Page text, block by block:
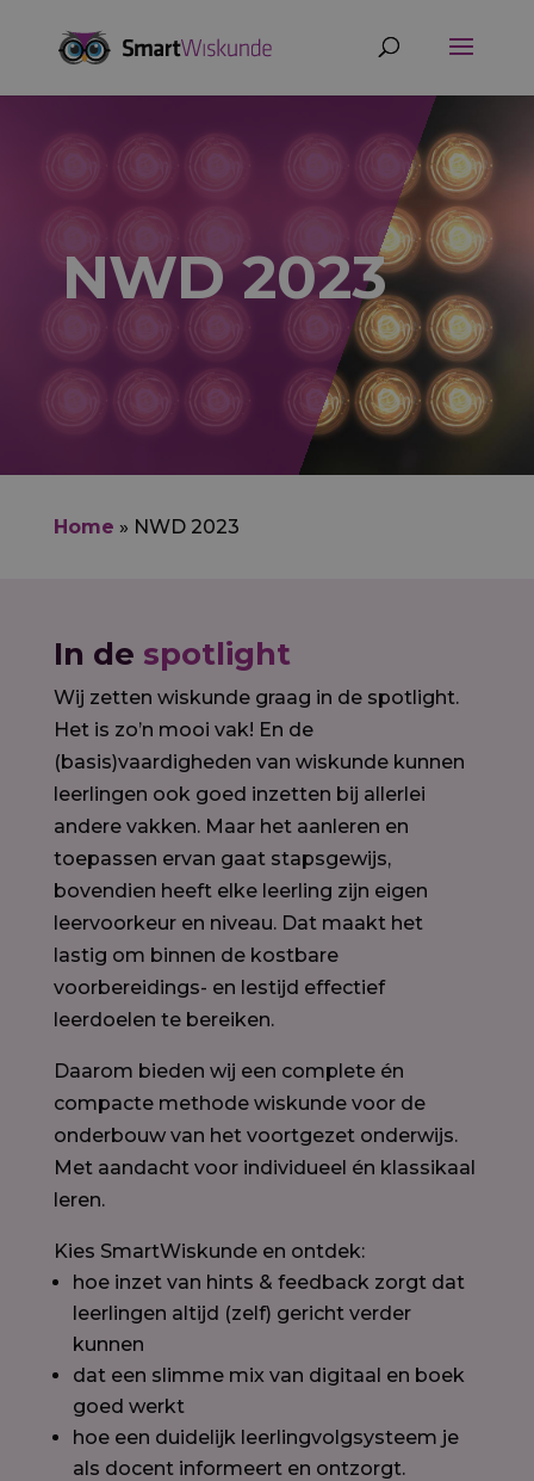
NWD 2023
Home » NWD 2023
In de spotlight
Wij zetten wiskunde graag in de spotlight.
Het is zo’n mooi vak! En de
(basis)vaardigheden van wiskunde kunnen
leerlingen ook goed inzetten bij allerlei
andere vakken. Maar het aanleren en
toepassen ervan gaat stapsgewijs,
bovendien heeft elke leerling zijn eigen
leervoorkeur en niveau. Dat maakt het
lastig om binnen de kostbare
voorbereidings- en lestijd effectief
leerdoelen te bereiken.
Daarom bieden wij een complete én
compacte methode wiskunde voor de
onderbouw van het voortgezet onderwijs.
Met aandacht voor individueel én klassikaal
leren.
Kies SmartWiskunde en ontdek:
hoe inzet van hints & feedback zorgt dat
leerlingen altijd (zelf) gericht verder
kunnen
dat een slimme mix van digitaal en boek
goed werkt
hoe een duidelijk leerlingvolgsysteem je
als docent informeert en ontzorgt.